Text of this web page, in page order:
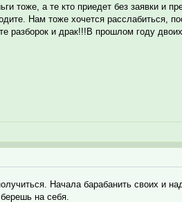
тоже, а те кто приедет без заявки и
Нам тоже хочется расслабиться,
разборок и драк!!!В прошлом году
Начала барабанить своих и
на себя.